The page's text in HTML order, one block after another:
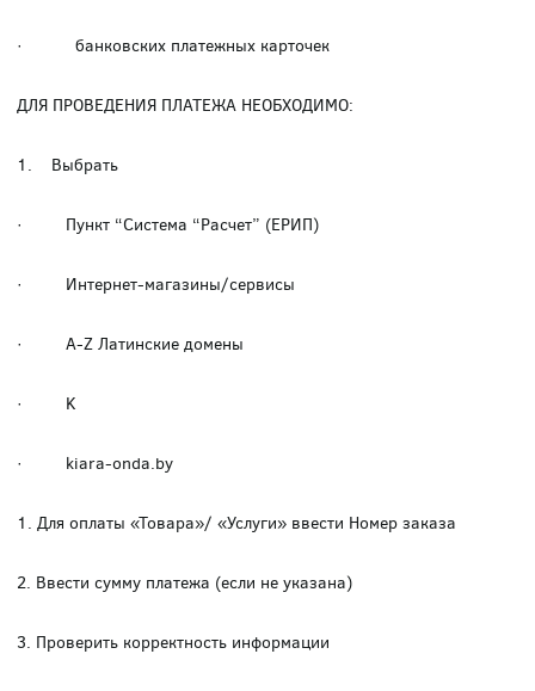
· банковских платежных карточек
ДЛЯ ПРОВЕДЕНИЯ ПЛАТЕЖА НЕОБХОДИМО:
1. Выбрать
· Пункт “Система “Расчет” (ЕРИП)
· Интернет-магазины/сервисы
· A-Z Латинские домены
· K
· kiara-onda.by
1. Для оплаты «Товара»/ «Услуги» ввести Номер заказа
2. Ввести сумму платежа (если не указана)
3. Проверить корректность информации